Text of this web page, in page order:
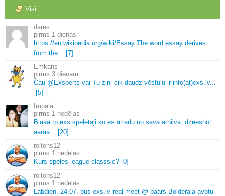
Visi
dares
1 dienas
https://en. wikipedia. org/wiki/Essay The word essay derives
from the.
[7]
Emkans
3 dienām
Čau @Exsperts vai Tu zini cik daudz vēstuļu ir info(at)exs. lv.
[5]
Impala
1 nedēļas
Blaaa rp. exs speletaji ko es atradu no sava arhiiva, dzeeshot
aaraa.
[20]
roltons12
1 nedēļas
Kurs speles league classsic? [0]
roltons12
1 nedēļas
Labdien. 24. 07. bus exs. lv real meet @ baars Bolderaja avotu